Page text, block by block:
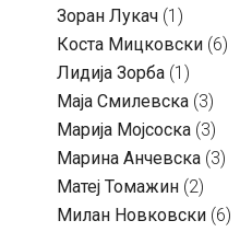
Зоран Лукач (1)
Коста Мицковски (6)
Лидија Зорба (1)
Маја Смилевска (3)
Марија Мојсоска (3)
Марина Анчевска (3)
Матеј Томажин (2)
Милан Новковски (6)